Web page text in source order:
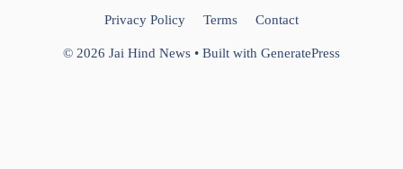
Privacy Policy Terms Contact
© 2026 Jai Hind News • Built with GeneratePress